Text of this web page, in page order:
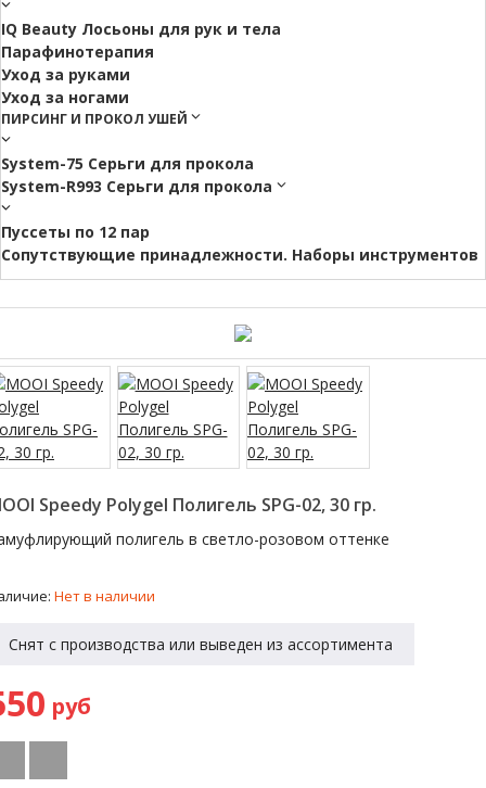
IQ Beauty Лосьоны для рук и тела
Парафинотерапия
Уход за руками
Уход за ногами
ПИРСИНГ И ПРОКОЛ УШЕЙ
System-75 Серьги для прокола
System-R993 Серьги для прокола
Пуссеты по 12 пар
Cопутствующие принадлежности. Наборы инструментов
Speedy Polygel Полигель SPG-02, 30 гр.
полигель в светло-розовом оттенке
Нет в наличии
Снят с производства или выведен из ассортимента
руб